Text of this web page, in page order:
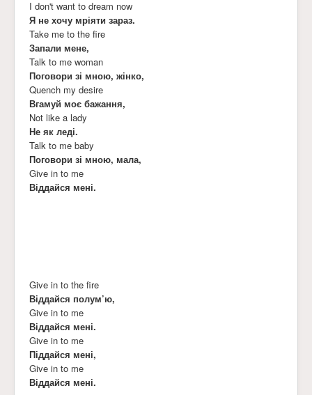
I don't want to dream now
Я не хочу мріяти зараз.
Take me to the fire
Запали мене,
Talk to me woman
Поговори зі мною, жінко,
Quench my desire
Вгамуй моє бажання,
Not like a lady
Не як леді.
Talk to me baby
Поговори зі мною, мала,
Give in to me
Віддайся мені.
Give in to the fire
Віддайся полум’ю,
Give in to me
Віддайся мені.
Give in to me
Піддайся мені,
Give in to me
Віддайся мені.